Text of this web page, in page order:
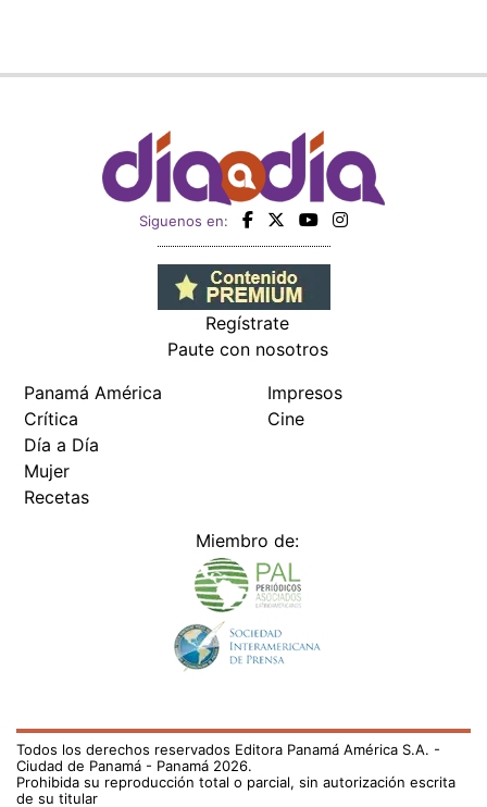
Siguenos en:
Regístrate
Paute con nosotros
Panamá América
Crítica
Día a Día
Mujer
Recetas
Impresos
Cine
Miembro de:
Todos los derechos reservados Editora Panamá América S.A. -
Ciudad de Panamá - Panamá 2026.
Prohibida su reproducción total o parcial, sin autorización escrita
de su titular